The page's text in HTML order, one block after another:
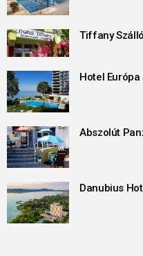
Tiffany
Hotel
Abszolút
Danubius